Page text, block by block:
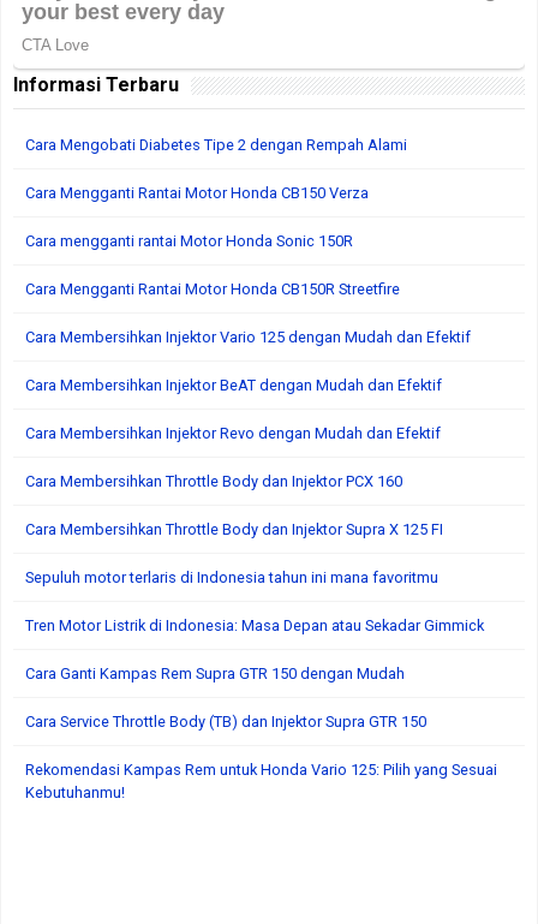
Informasi Terbaru
Cara Mengobati Diabetes Tipe 2 dengan Rempah Alami
Cara Mengganti Rantai Motor Honda CB150 Verza
Cara mengganti rantai Motor Honda Sonic 150R
Cara Mengganti Rantai Motor Honda CB150R Streetfire
Cara Membersihkan Injektor Vario 125 dengan Mudah dan Efektif
Cara Membersihkan Injektor BeAT dengan Mudah dan Efektif
Cara Membersihkan Injektor Revo dengan Mudah dan Efektif
Cara Membersihkan Throttle Body dan Injektor PCX 160
Cara Membersihkan Throttle Body dan Injektor Supra X 125 FI
Sepuluh motor terlaris di Indonesia tahun ini mana favoritmu
Tren Motor Listrik di Indonesia: Masa Depan atau Sekadar Gimmick
Cara Ganti Kampas Rem Supra GTR 150 dengan Mudah
Cara Service Throttle Body (TB) dan Injektor Supra GTR 150
Rekomendasi Kampas Rem untuk Honda Vario 125: Pilih yang Sesuai
Kebutuhanmu!